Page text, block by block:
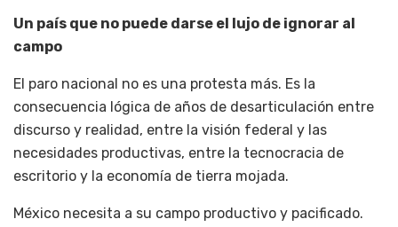
Un país que no puede darse el lujo de ignorar al
campo
El paro nacional no es una protesta más. Es la
consecuencia lógica de años de desarticulación entre
discurso y realidad, entre la visión federal y las
necesidades productivas, entre la tecnocracia de
escritorio y la economía de tierra mojada.
México necesita a su campo productivo y pacificado.